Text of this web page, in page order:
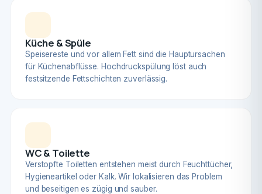
Küche & Spüle
Speisereste und vor allem Fett sind die Hauptursachen
für Küchenabflüsse. Hochdruckspülung löst auch
festsitzende Fettschichten zuverlässig.
WC & Toilette
Verstopfte Toiletten entstehen meist durch Feuchttücher,
Hygieneartikel oder Kalk. Wir lokalisieren das Problem
und beseitigen es zügig und sauber.